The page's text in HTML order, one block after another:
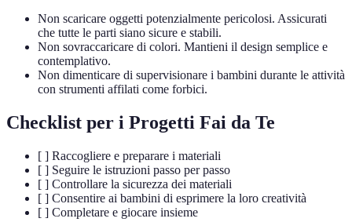
Non scaricare oggetti potenzialmente pericolosi. Assicurati
che tutte le parti siano sicure e stabili.
Non sovraccaricare di colori. Mantieni il design semplice e
contemplativo.
Non dimenticare di supervisionare i bambini durante le attività
con strumenti affilati come forbici.
Checklist per i Progetti Fai da Te
[ ] Raccogliere e preparare i materiali
[ ] Seguire le istruzioni passo per passo
[ ] Controllare la sicurezza dei materiali
[ ] Consentire ai bambini di esprimere la loro creatività
[ ] Completare e giocare insieme